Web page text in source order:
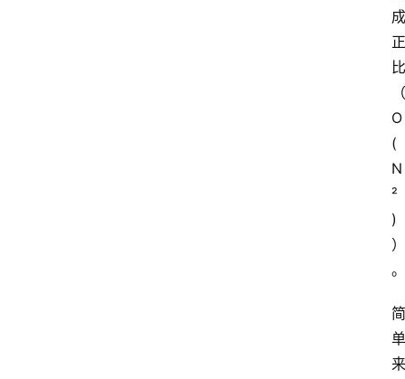
成
正
比
（
O
(
N
²
)
）
。
简
单
来